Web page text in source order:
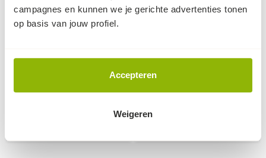
campagnes en kunnen we je gerichte advertenties tonen
op basis van jouw profiel.
Accepteren
Weigeren
verkrijgbaar in 110 tot
verkrijgbaar in 80, 110,
125, 160, 200, 250, 315 en